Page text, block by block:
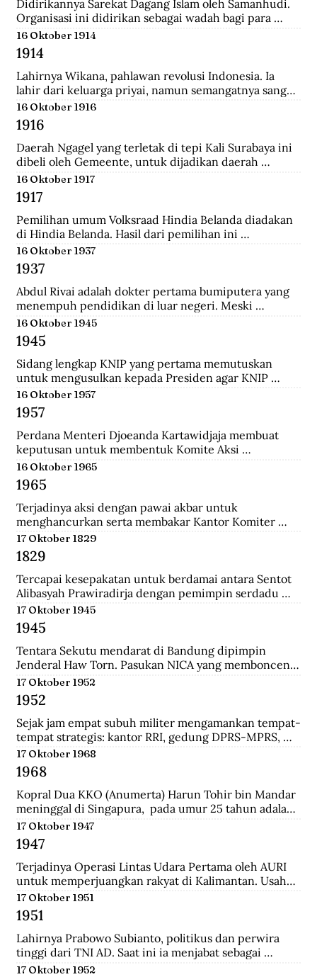
Didirikannya Sarekat Dagang Islam oleh Samanhudi.
Organisasi ini didirikan sebagai wadah bagi para
pengusaha batik di Surakarta. Organisasi ini
merupakan organisasi pertama yang lahir dari
Indonesia untuk menentang politik kekuasaan
Belanda.
16 Oktober 1914
1914
Lahirnya Wikana, pahlawan revolusi Indonesia. Ia
lahir dari keluarga priyai, namun semangatnya sangat
tinggi dalam memperjuangkan kemerdekaan dari
tangan penjajah.
16 Oktober 1916
1916
Daerah Ngagel yang terletak di tepi Kali Surabaya ini
dibeli oleh Gemeente, untuk dijadikan daerah
industri baru di Surabaya.
16 Oktober 1917
1917
Pemilihan umum Volksraad Hindia Belanda diadakan
di Hindia Belanda. Hasil dari pemilihan ini
memberikan kemenangan kepada Perkumpulan
Pembebasan Hindia Belanda yang mengalahkan Partai
Etika Kristen Protestan dan Partai Katolik Hindia.
16 Oktober 1937
1937
Abdul Rivai adalah dokter pertama bumiputera yang
menempuh pendidikan di luar negeri. Meski
menempuh pendidikan dokter, ia rajin menulis dan
mengantarkannya menjadi jurnalis. Ia pernah
mendirikan Pewarta Wolanda, sebuah surat kabar
bebahasa melayu yang ia terbitkan di Belanda.
16 Oktober 1945
1945
Sidang lengkap KNIP yang pertama memutuskan
untuk mengusulkan kepada Presiden agar KNIP
diberi hak legislatif selama MPR dan DPR belum
terbentuk.
16 Oktober 1957
1957
Perdana Menteri Djoeanda Kartawidjaja membuat
keputusan untuk membentuk Komite Aksi
Pembebasan Irian Barat di tiap penjuru Indonesia. Di
Jakarta telah berlangsung demonstrasi pemuda yang
diikuti oleh 100.000 orang untuk menuntut
pembebasan Irian Barat.
16 Oktober 1965
1965
Terjadinya aksi dengan pawai akbar untuk
menghancurkan serta membakar Kantor Komiter
Daerah Besar PKI di Jalan Pahlawan, Surabaya.
17 Oktober 1829
1829
Tercapai kesepakatan untuk berdamai antara Sentot
Alibasyah Prawiradirja dengan pemimpin serdadu
Belanda sehingga Sentot menghentikan peperangan.
Sentot Alibasyah (Pasha 'yang tinggi') menjadi
panglima di pasukan Diponegoro waktu masih
berumur 17 tahun. Ia adalah keturunan bupati
Madiun.
17 Oktober 1945
1945
Tentara Sekutu mendarat di Bandung dipimpin
Jenderal Haw Torn. Pasukan NICA yang membonceng
Sekutu berusaha mengembalikan kekuasaan Belanda
di Indonesia. Secara sepihak Sekutu meminta agar
senjata yang dilucuti pasukan TKR dari tentara
Jepang diserahkan kepada Sekutu.
17 Oktober 1952
1952
Sejak jam empat subuh militer mengamankan tempat-
tempat strategis: kantor RRI, gedung DPRS-MPRS,
dan stasiun-stasiun keretapi. Pukul delapan pagi,
kerumuman massa menjalar; mereka diangkut dari
pabrik-pabrik di luar kota, sisanya dari Jakarta
dikelola jagoan-jagoan Betawi. Tentara mengorganisir
demonstrasi itu, dengan dukungan tank dan artileri,
bergerak ke istana presiden, menuntut pembubaran
parlemen.
17 Oktober 1968
1968
Kopral Dua KKO (Anumerta) Harun Tohir bin Mandar
meninggal di Singapura,  pada umur 25 tahun adalah
salah satu dari dua anggota KKO Korps Komando; kini
disebut Korps Marinir Indonesia yang ditangkap di
Singapura pada saat terjadinya Konfrontasi dengan
Malaysia. Bersama dengan seorang anggota KKO
lainnya bernama Usman, ia dihukum gantung oleh
pemerintah Singapura pada Oktober 1968 dengan
tuduhan meletakkan bom di wilayah pusat kota
Singapura yang padat pada 10 Maret 1965.
17 Oktober 1947
1947
Terjadinya Operasi Lintas Udara Pertama oleh AURI
untuk memperjuangkan rakyat di Kalimantan. Usaha
ini berhasil menerobos blokade udara Belanda dan
berhasil menerjunkan pasukan didaratan Kalimantan
dan membantu pasukan gerilaya dalam melawan
NICA.
17 Oktober 1951
1951
Lahirnya Prabowo Subianto, politikus dan perwira
tinggi dari TNI AD. Saat ini ia menjabat sebagai
Menteri Pertahanan.
17 Oktober 1952